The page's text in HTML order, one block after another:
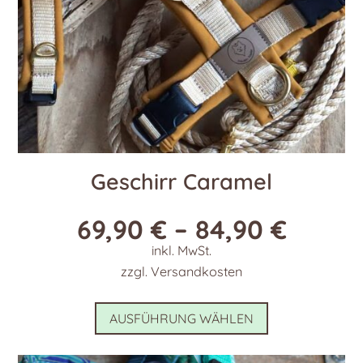
gewählt
werden
Geschirr Caramel
69,90€ – 84,90€
inkl. MwSt.
zzgl. Versandkosten
AUSFÜHRUNG WÄHLEN
Dieses
weist